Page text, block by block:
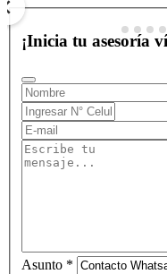
¡Inicia tu asesoría
Asunto *